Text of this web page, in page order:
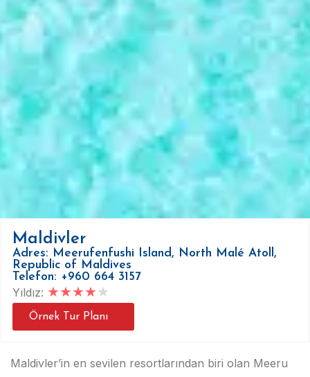
Maldivler
Adres: Meerufenfushi Island, North Malé Atoll,
Republic of Maldives
Telefon: +960 664 3157
Yıldız: ★★★★★
Örnek Tur Planı
Maldivler’in en sevilen resortlarından biri olan Meeru